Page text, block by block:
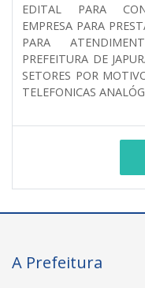
EDITAL PARA
EMPRESA PARA
PARA
PREFEITURA DE
SETORES POR
TELEFONICAS
A Prefeitura